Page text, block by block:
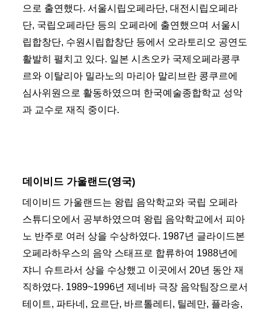
으로 출연했다. 서울시립오페라단, 대전시립오페라
단, 국립오페라단 등의 오페라에 출연했으며 서울시
립합창단, 수원시립합창단 등에서 오라토리오 공연도
활발히 펼치고 있다. 일본 시츠오카 국제오페라콩쿠
르와 이탈리아 밀라노의 마리아 말리브란 콩쿠르에
심사위원으로 활동하였으며 한국예술종합학교 성악
과 교수로 재직 중이다.
데이비드 가울랜드(영국)
데이비드 가울랜드는 왕립 음악학교와 국립 오페라
스튜디오에서 공부하였으며 왕립 음악학교에서 피아
노 반주로 여러 상을 수상하였다. 1987년 글라이드본
오페라하우스의 음악 스태프로 합류하여 1988년에
쟈니 슈트라서 상을 수상했고 이곳에서 20년 동안 재
직하였다. 1989~1996년 제네바 극장 음악팀장으로서
테이트, 파타네, 요르단, 바르톨레티, 틸레만, 플라송,